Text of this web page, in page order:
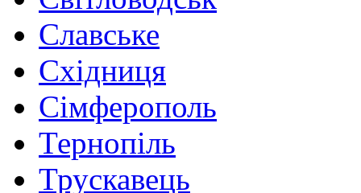
Славське
Східниця
Сімферополь
Тернопіль
Трускавець